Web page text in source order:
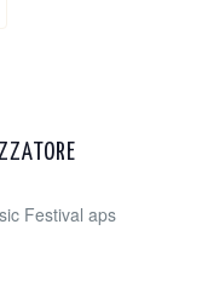
Festival aps